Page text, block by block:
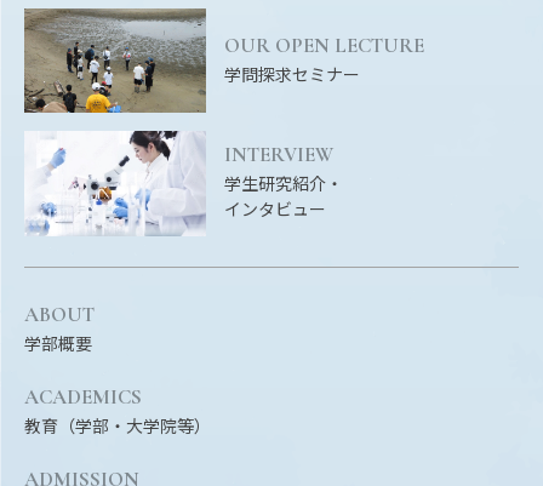
OUR OPEN LECTURE
学問探求セミナー
INTERVIEW
学生研究紹介・
インタビュー
ABOUT
学部概要
ACADEMICS
教育（学部・大学院等）
ADMISSION